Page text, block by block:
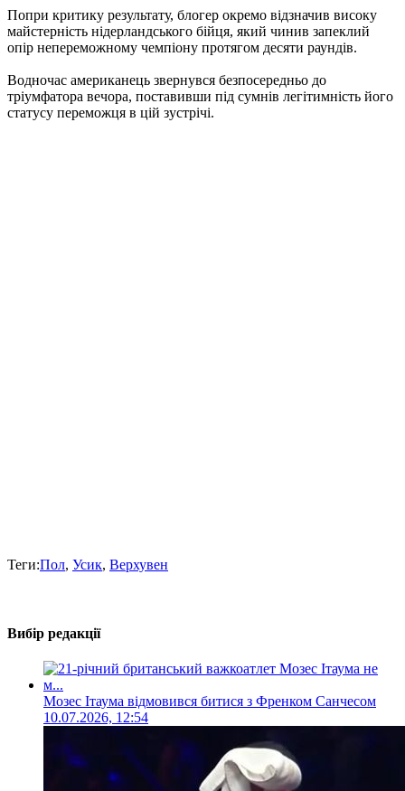
Попри критику результату, блогер окремо відзначив високу
майстерність нідерландського бійця, який чинив запеклий
опір непереможному чемпіону протягом десяти раундів.
Водночас американець звернувся безпосередньо до
тріумфатора вечора, поставивши під сумнів легітимність його
статусу переможця в цій зустрічі.
Теги:Пол, Усик, Верхувен
Вибір редакції
Мозес Ітаума відмовився битися з Френком Санчесом
10.07.2026, 12:54